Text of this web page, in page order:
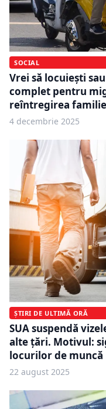
SOCIAL
Vrei să locuiești
complet pentru
reîntregirea
4 decembrie 2025
ȘTIRI DE ULTIMĂ ORĂ
SUA suspendă
alte țări. Motivul:
locurilor de muncă
22 august 2025